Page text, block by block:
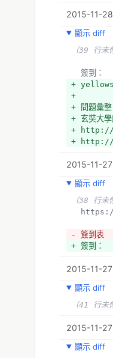
2015-11-
顯示 diff
（39 行未
  簽到：
+
+
+ 問題彙整
+ 玄奘大學
+ http://
+ http://
2015-11-
顯示 diff
（38 行未
- 簽到表
+ 簽到：
2015-11-
顯示 diff
（41 行未
2015-11-
顯示 diff